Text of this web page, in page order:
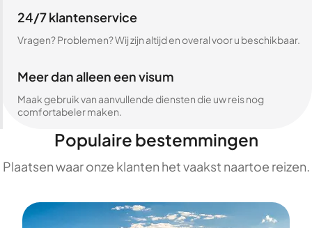
24/7 klantenservice
Vragen? Problemen? Wij zijn altijd en overal voor u beschikbaar.
Meer dan alleen een visum
Maak gebruik van aanvullende diensten die uw reis nog
comfortabeler maken.
Populaire bestemmingen
Plaatsen waar onze klanten het vaakst naartoe reizen.